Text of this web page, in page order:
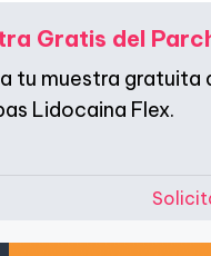
tu muestra gratuita
Lidocaina Flex.